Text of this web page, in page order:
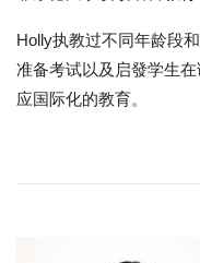
Holly执教过不同年龄段
准备考试以及启發学生
应国际化的教育。